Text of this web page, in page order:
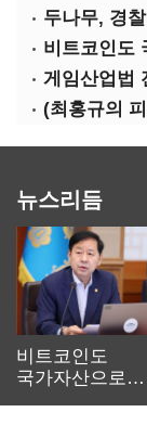
뉴스리듬
비트코인도
국가자산으로…'